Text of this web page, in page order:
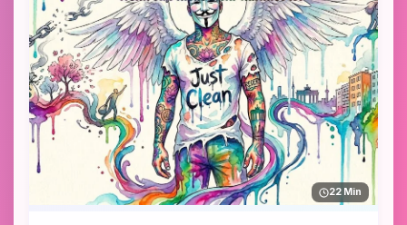
22 Min